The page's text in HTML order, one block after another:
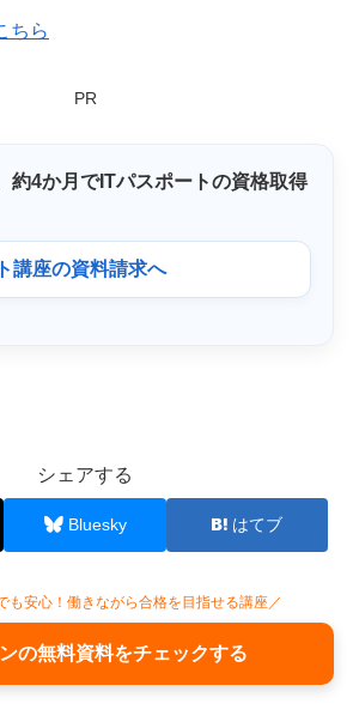
ちら
PR
約4か月 でITパスポートの資格取得
講座の資料請求へ
シェアする
Bluesky はてブ
も安心！働きながら合格を目指せる講座／
の無料資料をチェックする